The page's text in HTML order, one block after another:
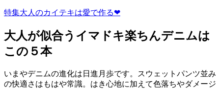
特集大人のカイテキは愛で作る❤︎
大人が似合うイマドキ楽ちんデニムは
この５本
いまやデニムの進化は日進月歩です。スウェットパンツ並み
の快適さはもはや常識。はき心地に加えて色落ちやダメージ